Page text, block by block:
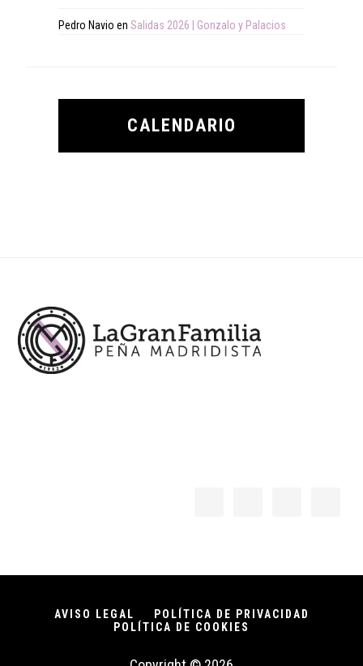
Pedro Navio en Salidas 2026 | Gonzalo y Palacios
CALENDARIO
AVISO LEGAL
POLÍTICA DE PRIVACIDAD
POLÍTICA DE COOKIES